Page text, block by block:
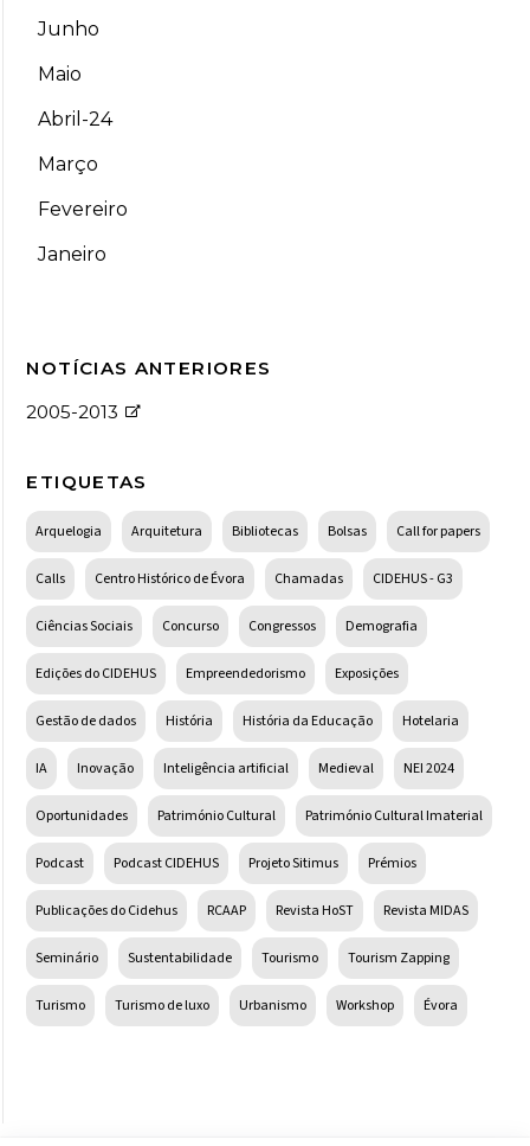
Junho
Maio
Abril-24
Março
Fevereiro
Janeiro
NOTÍCIAS ANTERIORES
2005-2013
ETIQUETAS
Arquelogia Arquitetura Bibliotecas Bolsas Call for papers
Calls Centro Histórico de Évora Chamadas CIDEHUS - G3
Ciências Sociais Concurso Congressos Demografia
Edições do CIDEHUS Empreendedorismo Exposições
Gestão de dados História História da Educação Hotelaria
IA Inovação Inteligência artificial Medieval NEI 2024
Oportunidades Património Cultural Património Cultural Imaterial
Podcast Podcast CIDEHUS Projeto Sitimus Prémios
Publicações do Cidehus RCAAP Revista HoST Revista MIDAS
Seminário Sustentabilidade Tourismo Tourism Zapping
Turismo Turismo de luxo Urbanismo Workshop Évora